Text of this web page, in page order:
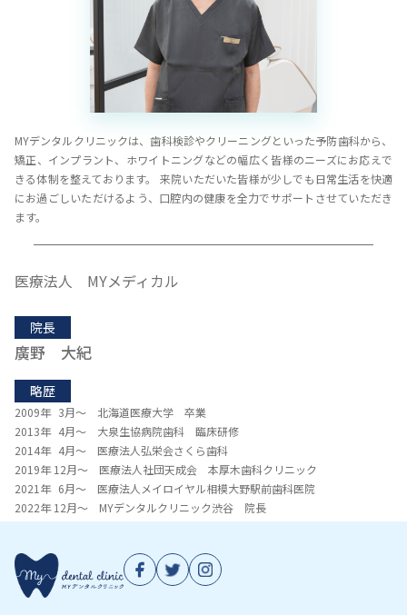
MYデンタルクリニックは、歯科検診やクリーニングといった予防歯科から、
矯正、インプラント、ホワイトニングなどの幅広く皆様のニーズにお応えで
きる体制を整えております。 来院いただいた皆様が少しでも日常生活を快適
にお過ごしいただけるよう、口腔内の健康を全力でサポートさせていただき
ます。
医療法人 MYメディカル
院長
廣野 大紀
略歴
2009年 3月～ 北海道医療大学 卒業
2013年 4月～ 大泉生協病院歯科 臨床研修
2014年 4月～ 医療法人弘栄会さくら歯科
2019年 12月～ 医療法人社団天成会 本厚木歯科クリニック
2021年 6月～ 医療法人メイロイヤル相模大野駅前歯科医院
2022年 12月～ MYデンタルクリニック渋谷 院長